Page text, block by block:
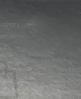
Патроны для ОООП